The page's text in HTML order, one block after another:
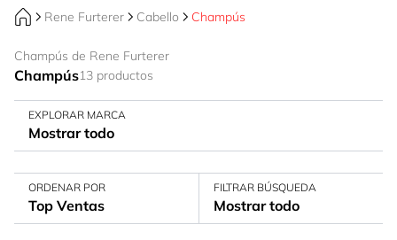
Rene Furterer Cabello Champús
Champús de Rene Furterer
Champús13 productos
EXPLORAR MARCA
Mostrar todo
ORDENAR POR
Top Ventas
FILTRAR BÚSQUEDA
Mostrar todo